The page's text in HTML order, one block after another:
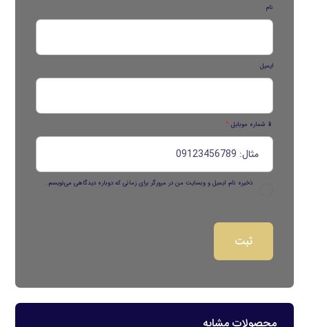
نام
ایمیل
📱 شماره موبایل *
ذخیره نام، ایمیل و وبسایت من در مرورگر برای زمانی که دوباره دیدگاهی می‌نویسم.
محصولات مشابه